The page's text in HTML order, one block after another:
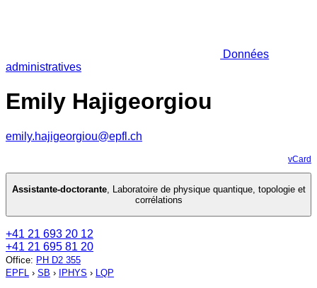
Données
administratives
Emily Hajigeorgiou
emily.hajigeorgiou@epfl.ch
vCard
Assistante-doctorante, Laboratoire de physique quantique, topologie et
corrélations
+41 21 693 20 12
+41 21 695 81 20
Office: PH D2 355
EPFL › SB › IPHYS › LQP